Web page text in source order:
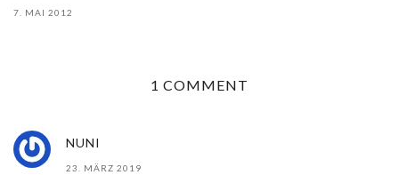
7. MAI 2012
1 COMMENT
NUNI
23. MÄRZ 2019